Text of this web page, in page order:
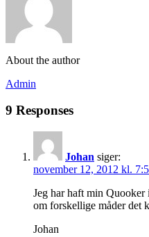
About the author
Admin
9 Responses
Johan siger:
november 12, 2012 kl.
Jeg har haft min Quooker
om forskellige måder det
Johan